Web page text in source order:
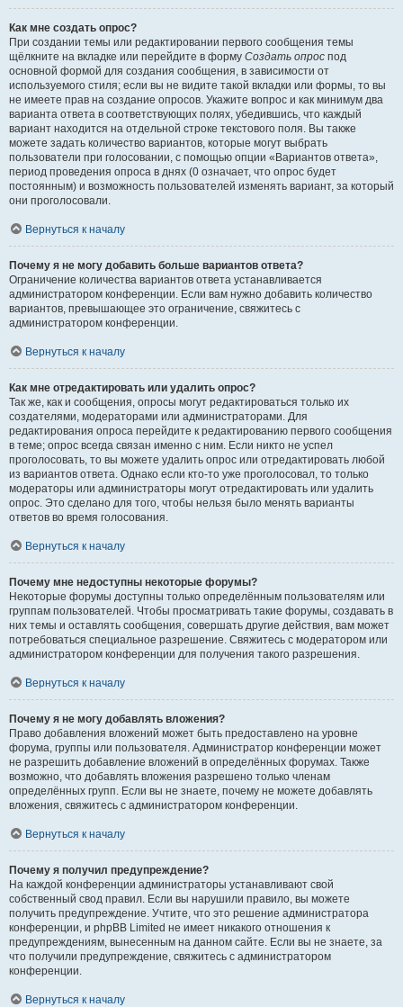
Как мне создать опрос?
При создании темы или редактировании первого сообщения темы
щёлкните на вкладке или перейдите в форму Создать опрос под
основной формой для создания сообщения, в зависимости от
используемого стиля; если вы не видите такой вкладки или формы, то вы
не имеете прав на создание опросов. Укажите вопрос и как минимум два
варианта ответа в соответствующих полях, убедившись, что каждый
вариант находится на отдельной строке текстового поля. Вы также
можете задать количество вариантов, которые могут выбрать
пользователи при голосовании, с помощью опции «Вариантов ответа»,
период проведения опроса в днях (0 означает, что опрос будет
постоянным) и возможность пользователей изменять вариант, за который
они проголосовали.
Вернуться к началу
Почему я не могу добавить больше вариантов ответа?
Ограничение количества вариантов ответа устанавливается
администратором конференции. Если вам нужно добавить количество
вариантов, превышающее это ограничение, свяжитесь с
администратором конференции.
Вернуться к началу
Как мне отредактировать или удалить опрос?
Так же, как и сообщения, опросы могут редактироваться только их
создателями, модераторами или администраторами. Для
редактирования опроса перейдите к редактированию первого сообщения
в теме; опрос всегда связан именно с ним. Если никто не успел
проголосовать, то вы можете удалить опрос или отредактировать любой
из вариантов ответа. Однако если кто-то уже проголосовал, то только
модераторы или администраторы могут отредактировать или удалить
опрос. Это сделано для того, чтобы нельзя было менять варианты
ответов во время голосования.
Вернуться к началу
Почему мне недоступны некоторые форумы?
Некоторые форумы доступны только определённым пользователям или
группам пользователей. Чтобы просматривать такие форумы, создавать в
них темы и оставлять сообщения, совершать другие действия, вам может
потребоваться специальное разрешение. Свяжитесь с модератором или
администратором конференции для получения такого разрешения.
Вернуться к началу
Почему я не могу добавлять вложения?
Право добавления вложений может быть предоставлено на уровне
форума, группы или пользователя. Администратор конференции может
не разрешить добавление вложений в определённых форумах. Также
возможно, что добавлять вложения разрешено только членам
определённых групп. Если вы не знаете, почему не можете добавлять
вложения, свяжитесь с администратором конференции.
Вернуться к началу
Почему я получил предупреждение?
На каждой конференции администраторы устанавливают свой
собственный свод правил. Если вы нарушили правило, вы можете
получить предупреждение. Учтите, что это решение администратора
конференции, и phpBB Limited не имеет никакого отношения к
предупреждениям, вынесенным на данном сайте. Если вы не знаете, за
что получили предупреждение, свяжитесь с администратором
конференции.
Вернуться к началу